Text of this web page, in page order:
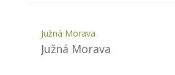
Južná Morava
Južná Morava